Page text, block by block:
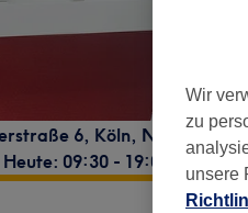
6, Köln, Neustadt-
09:30 - 19:00
Wir
zu
unsere